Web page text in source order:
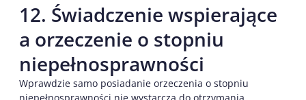
12. Świadczenie wspierające
a orzeczenie o stopniu
niepełnosprawności
Wprawdzie samo posiadanie orzeczenia o stopniu